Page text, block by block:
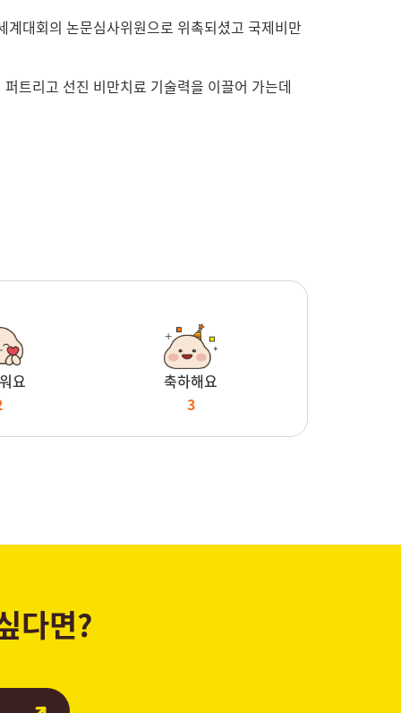
대회의 논문심사위원으로 위촉되셨고 국제비만
트리고 선진 비만치료 기술력을 이끌어 가는데
요
축하해요
3
다면?